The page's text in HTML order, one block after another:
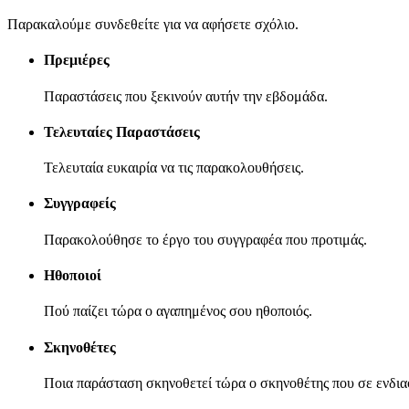
Παρακαλούμε συνδεθείτε για να αφήσετε σχόλιο.
Πρεμιέρες
Παραστάσεις που ξεκινούν αυτήν την εβδομάδα.
Τελευταίες Παραστάσεις
Τελευταία ευκαιρία να τις παρακολουθήσεις.
Συγγραφείς
Παρακολούθησε το έργο του συγγραφέα που προτιμάς.
Ηθοποιοί
Πού παίζει τώρα ο αγαπημένος σου ηθοποιός.
Σκηνοθέτες
Ποια παράσταση σκηνοθετεί τώρα ο σκηνοθέτης που σε